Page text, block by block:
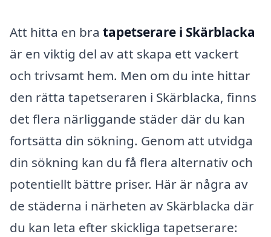
Att hitta en bra tapetserare i Skärblacka
är en viktig del av att skapa ett vackert
och trivsamt hem. Men om du inte hittar
den rätta tapetseraren i Skärblacka, finns
det flera närliggande städer där du kan
fortsätta din sökning. Genom att utvidga
din sökning kan du få flera alternativ och
potentiellt bättre priser. Här är några av
de städerna i närheten av Skärblacka där
du kan leta efter skickliga tapetserare: